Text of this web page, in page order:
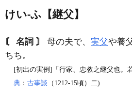
けい‐ふ【継父】
〘 名詞 〙 母の夫で、 実父や養
ちち。
[初出の実例]「行家、忠教之継父也。
典 ： 古事談 （1212‐15頃）二)